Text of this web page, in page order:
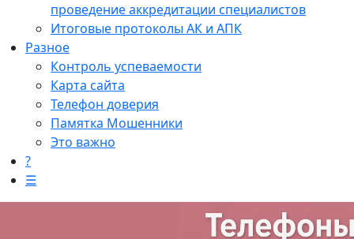
проведение аккредитации специалистов
Итоговые протоколы АК и АПК
Разное
Контроль успеваемости
Карта сайта
Телефон доверия
Памятка Мошенники
Это важно
?
☰